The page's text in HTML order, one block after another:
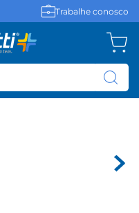
Trabalhe conosco